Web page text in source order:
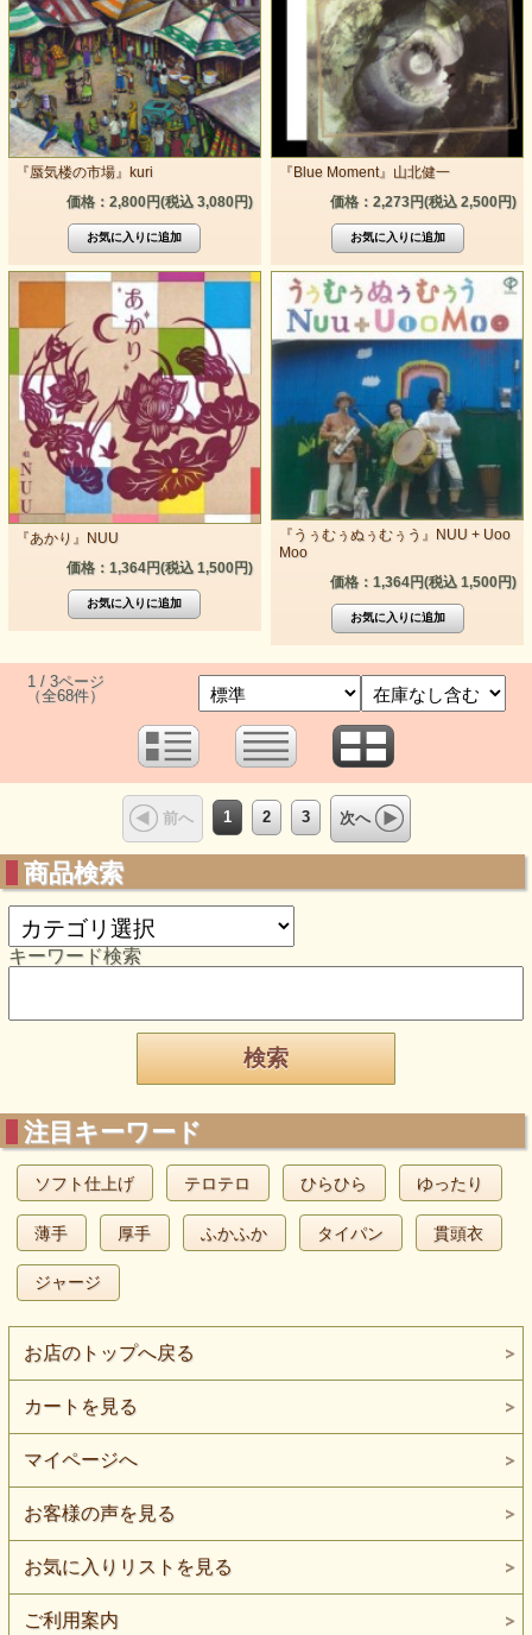
『蜃気楼の市場』kuri
価格：2,800円(税込 3,080円)
『Blue Moment』山北健一
価格：2,273円(税込 2,500円)
『あかり』NUU
価格：1,364円(税込 1,500円)
『うぅむぅぬぅむぅう』NUU + Uoo
Moo
価格：1,364円(税込 1,500円)
1 / 3ページ
（全68件）
前へ 1 2 3 次へ
商品検索
キーワード検索
注目キーワード
ソフト仕上げ テロテロ ひらひら ゆったり
薄手 厚手 ふかふか タイパン 貫頭衣
ジャージ
お店のトップへ戻る
カートを見る
マイページへ
お客様の声を見る
お気に入りリストを見る
ご利用案内